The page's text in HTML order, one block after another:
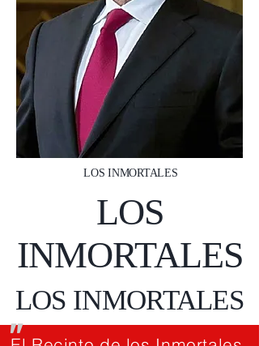
LOS INMORTALES
LOS
INMORTALES
LOS INMORTALES